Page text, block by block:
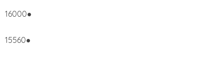
16000●
15560●